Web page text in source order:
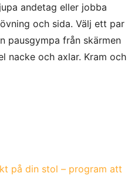
andetag eller jobba
och sida. Välj ett par
pausgympa från skärmen
nacke och axlar. Kram och
på din stol – program att